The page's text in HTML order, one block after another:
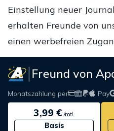
Einstellung neuer
erhalten Freunde von
einen werbefreien
Freund von
Monatszahlung per Pay
3,99 €/mtl.
Basis